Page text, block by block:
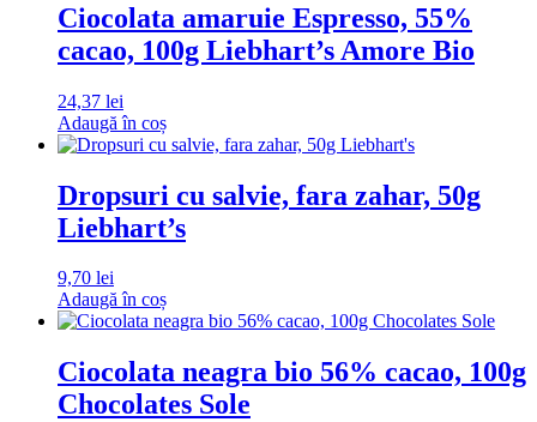
Ciocolata amaruie Espresso, 55%
cacao, 100g Liebhart’s Amore Bio
24,37 lei
Adaugă în coș
Dropsuri cu salvie, fara zahar, 50g
Liebhart’s
9,70 lei
Adaugă în coș
Ciocolata neagra bio 56% cacao, 100g
Chocolates Sole